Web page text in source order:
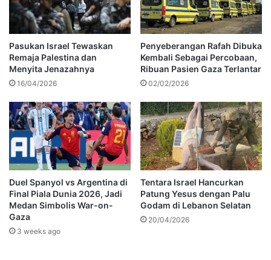
Pasukan Israel Tewaskan
Remaja Palestina dan
Menyita Jenazahnya
16/04/2026
Penyeberangan Rafah Dibuka
Kembali Sebagai Percobaan,
Ribuan Pasien Gaza Terlantar
02/02/2026
Duel Spanyol vs Argentina di
Final Piala Dunia 2026, Jadi
Medan Simbolis War-on-
Gaza
3 weeks ago
Tentara Israel Hancurkan
Patung Yesus dengan Palu
Godam di Lebanon Selatan
20/04/2026